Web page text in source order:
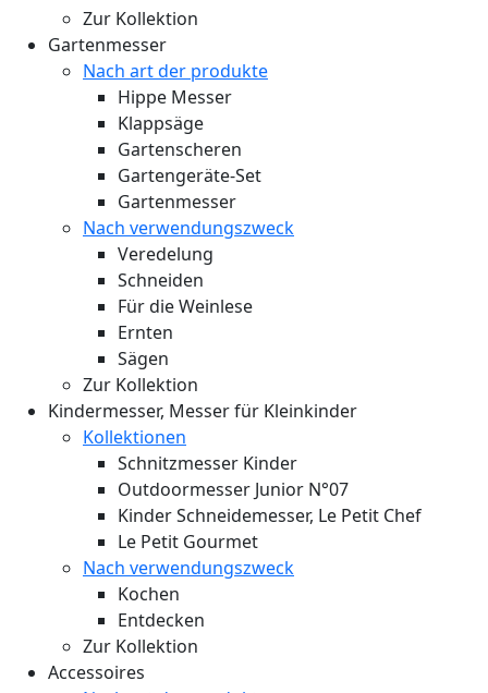
Zur Kollektion
Gartenmesser
Nach art der produkte
Hippe Messer
Klappsäge
Gartenscheren
Gartengeräte-Set
Gartenmesser
Nach verwendungszweck
Veredelung
Schneiden
Für die Weinlese
Ernten
Sägen
Zur Kollektion
Kindermesser, Messer für Kleinkinder
Kollektionen
Schnitzmesser Kinder
Outdoormesser Junior N°07
Kinder Schneidemesser, Le Petit Chef
Le Petit Gourmet
Nach verwendungszweck
Kochen
Entdecken
Zur Kollektion
Accessoires